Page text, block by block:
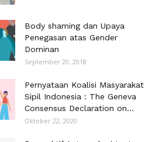
Body shaming dan Upaya
Penegasan atas Gender
Dominan
September 20, 2018
Pernyataan Koalisi Masyarakat
Sipil Indonesia : The Geneva
Consensus Declaration on...
Oktober 22, 2020